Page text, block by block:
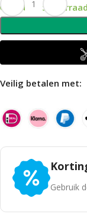
Op
Veilig betalen met:
Gebruik